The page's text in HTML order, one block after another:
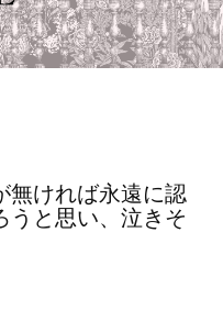
無ければ永遠に認
うと思い、泣きそ